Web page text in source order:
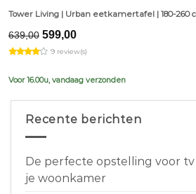
Tower Living | Urban eetkamertafel | 180-260
639,00 Original
price
was:
599,00Current
is:
9 review(s)
Voor 16.00u, vandaag verzonden
Recente berichten
De perfecte opstelling voor tv
je woonkamer